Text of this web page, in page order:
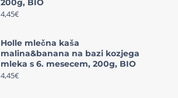
200g, BIO
4,45€
Holle mlečna kaša
malina&banana na bazi kozjega
mleka s 6. mesecem, 200g, BIO
4,45€